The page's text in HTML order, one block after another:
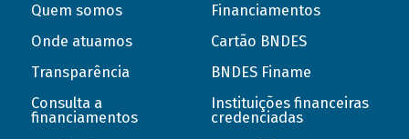
Quem somos
Onde atuamos
Transparência
Consulta a
financiamentos
Financiamentos
Cartão BNDES
BNDES Finame
Instituições financeiras
credenciadas